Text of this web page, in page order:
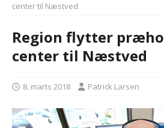
center til Næstved
Region flytter
center til Næstved
8. marts 2018 Patrick Larsen